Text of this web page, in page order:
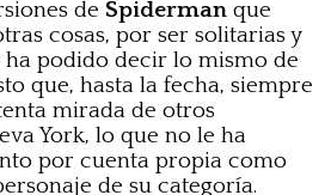
de Spiderman que
cosas, por ser solitarias y
ha podido decir lo mismo de
que, hasta la fecha, siempre
mirada de otros
York, lo que no le ha
por cuenta propia como
de su categoría.